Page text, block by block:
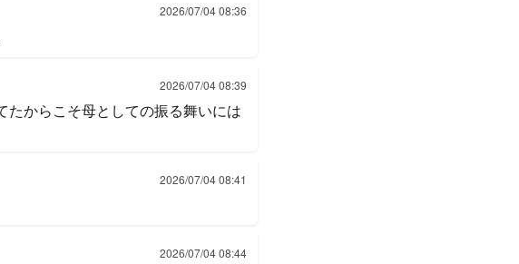
2026/07/04 08:36
2026/07/04 08:39
からこそ母としての振る舞いには
2026/07/04 08:41
2026/07/04 08:44